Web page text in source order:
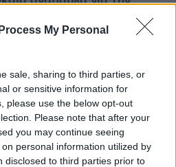
My Personal
sale, sharing to third parties, or
or sensitive information for
please use the below opt-out
Please note that after your
you may continue seeing
personal information utilized by
disclosed to third parties prior to